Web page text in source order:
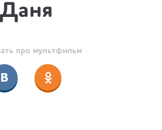
Даня
про мультфильм